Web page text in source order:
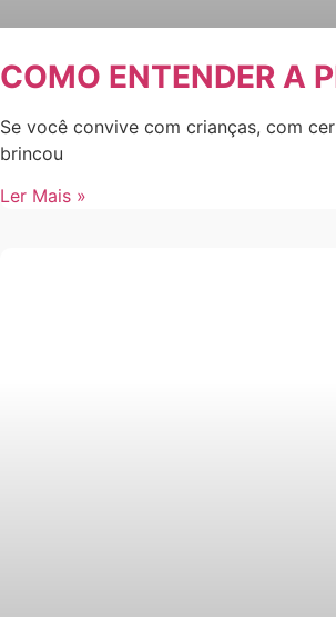
COMO ENTENDER A
Se você convive com crianças, com
brincou
Ler Mais »